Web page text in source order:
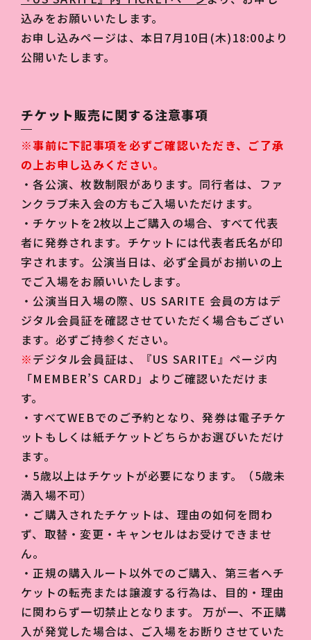
込みをお願いいたします。
お申し込みページは、本日7月10日(木)18:00より
公開いたします。
チケット販売に関する注意事項
※事前に下記事項を必ずご確認いただき、ご了承
の上お申し込みください。
・各公演、枚数制限があります。同行者は、ファ
ンクラブ未入会の方もご入場いただけます。
・チケットを2枚以上ご購入の場合、すべて代表
者に発券されます。チケットには代表者氏名が印
字されます。公演当日は、必ず全員がお揃いの上
でご入場をお願いいたします。
・公演当日入場の際、US SARITE 会員の方はデ
ジタル会員証を確認させていただく場合もござい
ます。必ずご持参ください。
※デジタル会員証は、『US SARITE』ページ内
「MEMBER’S CARD」よりご確認いただけま
す。
・すべてWEBでのご予約となり、発券は電子チケ
ットもしくは紙チケットどちらかお選びいただけ
ます。
・5歳以上はチケットが必要になります。（5歳未
満入場不可）
・ご購入されたチケットは、理由の如何を問わ
ず、取替・変更・キャンセルはお受けできませ
ん。
・正規の購入ルート以外でのご購入、第三者へチ
ケットの転売または譲渡する行為は、目的・理由
に関わらず一切禁止となります。 万が一、不正購
入が発覚した場合は、ご入場をお断りさせていた